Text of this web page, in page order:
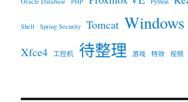
Shell Spring Security Tomcat Windows
Xfce4 工控机 待整理 游戏 特效 视频